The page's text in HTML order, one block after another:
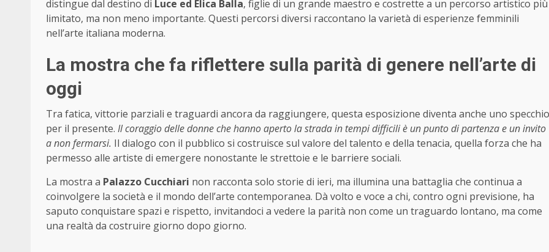
distingue dal destino di Luce ed Elica Balla, figlie di un grande maestro e costrette a un percorso artistico più
limitato, ma non meno importante. Questi percorsi diversi raccontano la varietà di esperienze femminili
nell’arte italiana moderna.
La mostra che fa riflettere sulla parità di genere nell’arte di
oggi
Tra fatica, vittorie parziali e traguardi ancora da raggiungere, questa esposizione diventa anche uno specchio
per il presente. Il coraggio delle donne che hanno aperto la strada in tempi difficili è un punto di partenza e un invito
a non fermarsi. Il dialogo con il pubblico si costruisce sul valore del talento e della tenacia, quella forza che ha
permesso alle artiste di emergere nonostante le strettoie e le barriere sociali.
La mostra a Palazzo Cucchiari non racconta solo storie di ieri, ma illumina una battaglia che continua a
coinvolgere la società e il mondo dell’arte contemporanea. Dà volto e voce a chi, contro ogni previsione, ha
saputo conquistare spazi e rispetto, invitandoci a vedere la parità non come un traguardo lontano, ma come
una realtà da costruire giorno dopo giorno.